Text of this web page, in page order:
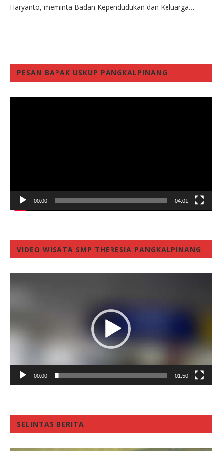
Haryanto, meminta Badan Kependudukan dan Keluarga…
PESAN BAPAK USKUP PANGKALPINANG
00:00 04:01
VIDEO WISATA SMP THERESIA PANGKALPINANG
00:00 01:50
SELINTAS BERITA